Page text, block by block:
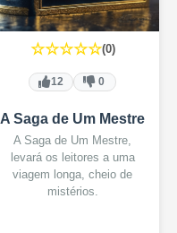
☆☆☆☆☆(0)
12 0
A Saga de Um Mestre
A Saga de Um Mestre,
levará os leitores a uma
viagem longa, cheio de
mistérios.